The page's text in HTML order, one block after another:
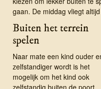
gaan. De middag vliegt
Buiten het terrein
spelen
Naar mate een kind ouder
zelfstandiger wordt is het
mogelijk om het kind ook